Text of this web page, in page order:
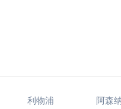
利物浦
阿森